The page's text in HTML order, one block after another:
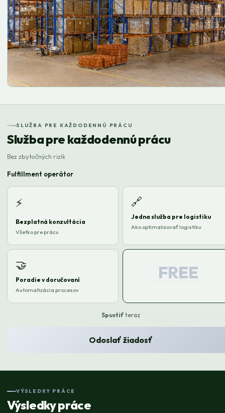
SLUŽBA PRE KAŽDODENNÚ PRÁCU
Služba pre každodennú prácu
Bez zbytočných rizík
Fulfillment operátor
⚡
Bezplatná konzultácia
Všetko pre prácu
🔗
Jedna služba pre logistiku
Ako optimalizovať logistiku
🤝
Poradie v doručovaní
Automatizácia procesov
FREE
Spustiťteraz
Odoslať žiadosť
VÝSLEDKY PRÁCE
Výsledky práce